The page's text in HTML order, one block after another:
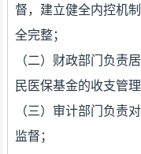
督，建立健全内控机
全完整；
（二）财政部门负责
民医保基金的收支管
（三）审计部门负责
监督；